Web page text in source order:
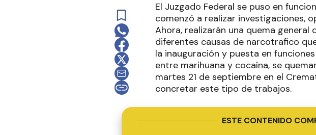
El Juzgado Federal se puso en
comenzó a realizar investigaciones,
Ahora, realizarán una quema
diferentes causas de narcotrafico
la inauguración y puesta en
entre marihuana y cocaína, se
martes 21 de septiembre en el
concretar este tipo de trabajos.
ESTE CONTENIDO